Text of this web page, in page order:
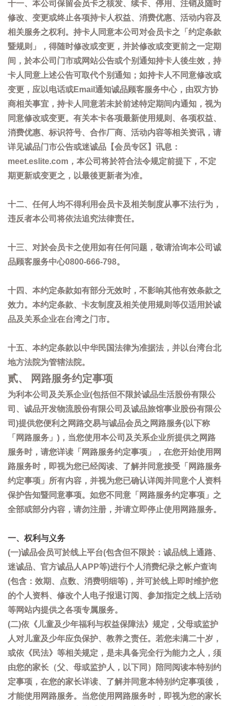
十一、本公司保留会员卡之核发、续卡、停用、注销及随时
修改、变更或终止各项持卡人权益、消费优惠、活动内容及
相关服务之权利。持卡人同意本公司对会员卡之「约定条款
暨规则」，得随时修改或变更，并於修改或变更前之一定期
间，於本公司门市或网站公告或个别通知持卡人後生效，持
卡人同意上述公告可取代个别通知；如持卡人不同意修改或
变更，应以电话或Email通知诚品顾客服务中心，由双方协
商相关事宜，持卡人同意若未於前述特定期间内通知，视为
同意修改或变更。有关本卡各项最新使用规则、各项权益、
消费优惠、标识符号、合作厂商、活动内容等相关资讯，请
详见诚品门市公告或迷诚品【会员专区】讯息：
meet.eslite.com，本公司将於符合法令规定前提下，不定
期更新或变更之，以最後更新者为准。
十二、任何人均不得利用会员卡及相关制度从事不法行为，
违反者本公司将依法追究法律责任。
十三、对於会员卡之使用如有任何问题，敬请洽询本公司诚
品顾客服务中心0800-666-798。
十四、本约定条款如有部分无效时，不影响其他有效条款之
效力。本约定条款、卡友制度及相关使用规则等仅适用於诚
品及关系企业在台湾之门市。
十五、本约定条款以中华民国法律为准据法，并以台湾台北
地方法院为管辖法院。
贰、 网路服务约定事项
为利本公司及关系企业(包括但不限於诚品生活股份有限公
司、诚品开发物流股份有限公司及诚品旅馆事业股份有限公
司)提供您便利之网路交易与诚品会员之网路服务(以下称
「网路服务」)，当您使用本公司及关系企业所提供之网路
服务时，请您详读「网路服务约定事项」，在您开始使用网
路服务时，即视为您已经阅读、了解并同意接受「网路服务
约定事项」所有内容，并视为您已确认详阅并同意个人资料
保护告知暨同意事项。如您不同意「网路服务约定事项」之
全部或部分内容，请勿注册，并请立即停止使用网路服务。
一、权利与义务
(一)诚品会员可於线上平台(包含但不限於：诚品线上通路、
迷诚品、官方诚品人APP等)进行个人消费纪录之帐户查询
(包含：效期、点数、消费明细等)，并可於线上即时维护您
的个人资料、修改个人电子报退订阅、参加指定之线上活动
等网站内提供之各项专属服务。
(二)依《儿童及少年福利与权益保障法》规定，父母或监护
人对儿童及少年应负保护、教养之责任。若您未满二十岁，
或依《民法》等相关规定，是未具备完全行为能力之人，须
由您的家长（父、母或监护人，以下同）陪同阅读本特别约
定事项，在您的家长详读、了解并同意本特别约定事项後，
才能使用网路服务。当您使用网路服务时，即视为您的家长